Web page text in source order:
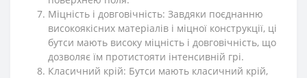
Міцність і довговічність: Завдяки поєднанню
високоякісних матеріалів і міцної конструкції, ці
бутси мають високу міцність і довговічність, що
дозволяє їм протистояти інтенсивній грі.
Класичний крій: Бутси мають класичний крій,